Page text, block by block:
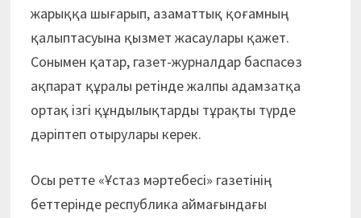
жарыққа шығарып, азаматтық қоғамның
қалыптасуына қызмет жасаулары қажет.
Сонымен қатар, газет-журналдар баспасөз
ақпарат құралы ретінде жалпы адамзатқа
ортақ ізгі құндылықтарды тұрақты түрде
дәріптеп отырулары керек.
Осы ретте «Ұстаз мәртебесі» газетінің
беттерінде республика аймағындағы